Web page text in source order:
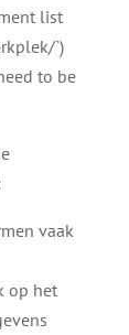
list
`)
to be
vaak
op het